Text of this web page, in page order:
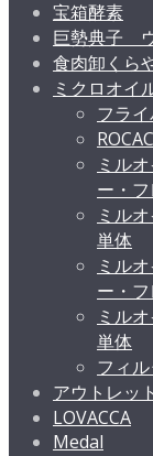
宝箱酵素
巨勢典子
食肉卸くら
ミクロオ
フラ
ミル
ー・
ミル
単体
ミル
ー・
ミル
単体
フィ
アウトレッ
LOVACCA
Medal